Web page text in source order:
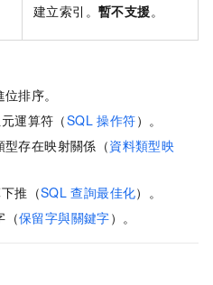
建立索引。 暫不支援。
排序。
運算符（SQL 操作符）。
型存在映射關係（資料類型映
推（SQL 查詢最佳化）。
（保留字與關鍵字）。